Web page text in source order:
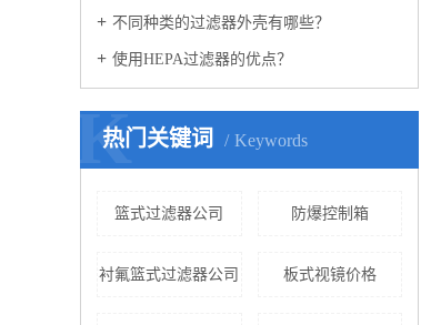
不同种类的过滤器外壳有哪些？
使用HEPA过滤器的优点？
热门关键词 Keywords
K
篮式过滤器公司 防爆控制箱
衬氟篮式过滤器公司 板式视镜价格